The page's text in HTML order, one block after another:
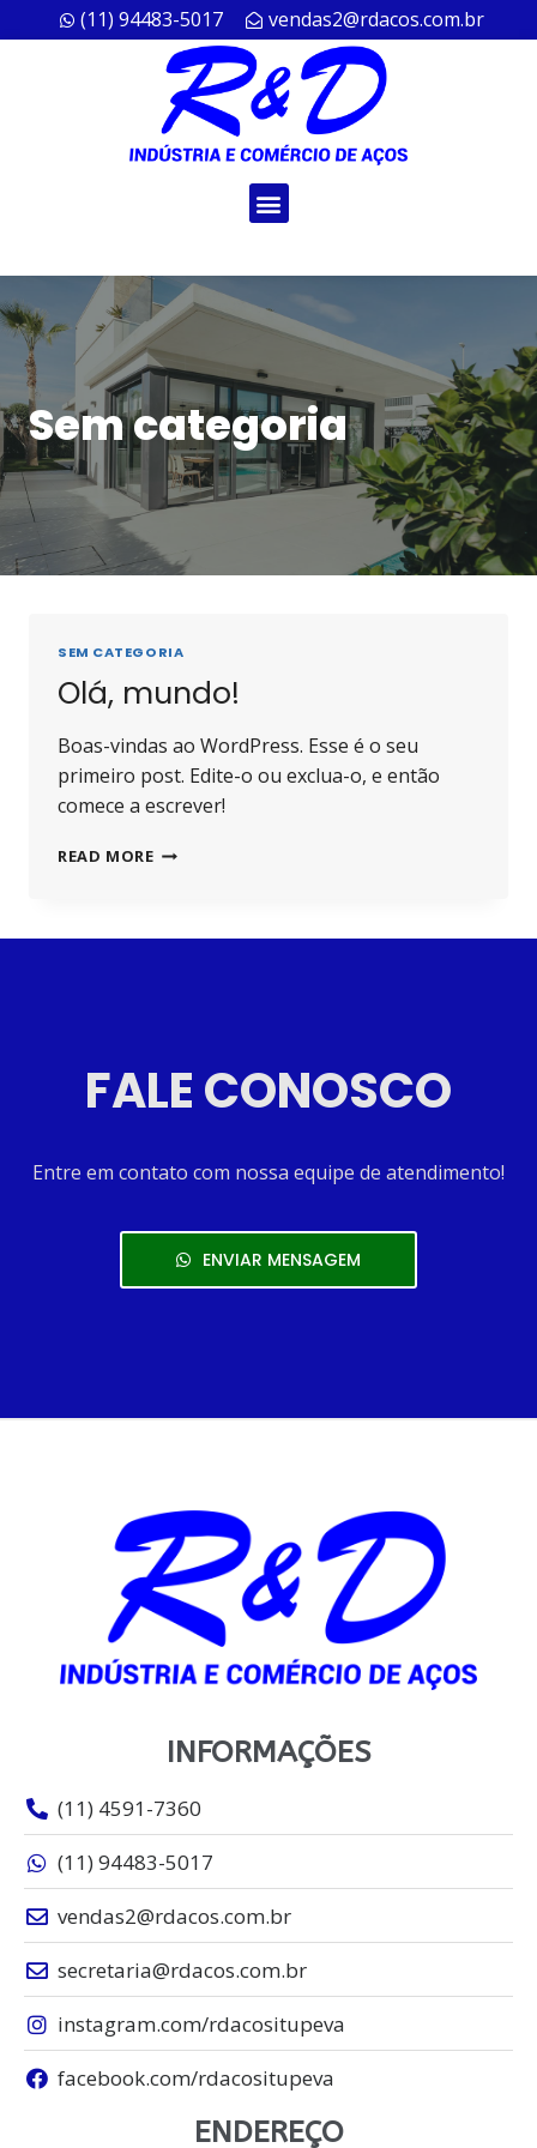
(11) 94483-5017 vendas2@rdacos.com.br
Sem categoria
SEM CATEGORIA
Olá, mundo!
Boas-vindas ao WordPress. Esse é o seu
primeiro post. Edite-o ou exclua-o, e então
comece a escrever!
READ MORE
FALE CONOSCO
Entre em contato com nossa equipe de atendimento!
ENVIAR MENSAGEM
INFORMAÇÕES
(11) 4591-7360
(11) 94483-5017
vendas2@rdacos.com.br
secretaria@rdacos.com.br
instagram.com/rdacositupeva
facebook.com/rdacositupeva
ENDEREÇO